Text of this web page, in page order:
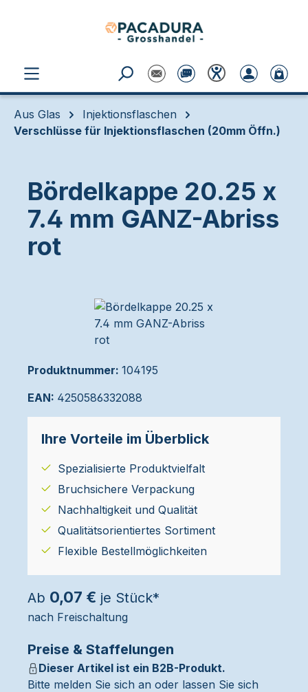
Aus Glas
Injektionsflaschen
Verschlüsse für Injektionsflaschen (20mm Öffn.)
Bördelkappe 20.25 x
7.4 mm GANZ-Abriss
rot
Produktnummer: 104195
EAN: 4250586332088
Ihre Vorteile im Überblick
Spezialisierte Produktvielfalt
Bruchsichere Verpackung
Nachhaltigkeit und Qualität
Qualitätsorientiertes Sortiment
Flexible Bestellmöglichkeiten
Ab 0,07 € je Stück*
nach Freischaltung
Preise & Staffelungen
Dieser Artikel ist ein B2B-Produkt.
Bitte melden Sie sich an oder lassen Sie sich